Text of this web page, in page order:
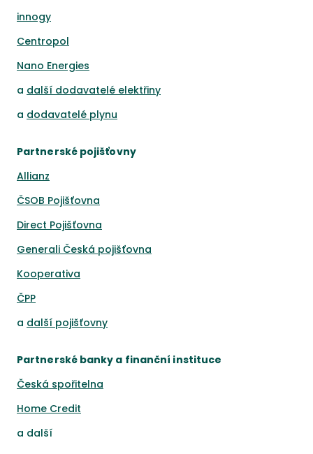
innogy
Centropol
Nano Energies
a další dodavatelé elektřiny
a dodavatelé plynu
Partnerské pojišťovny
Allianz
ČSOB Pojišťovna
Direct Pojišťovna
Generali Česká pojišťovna
Kooperativa
ČPP
a další pojišťovny
Partnerské banky a finanční instituce
Česká spořitelna
Home Credit
a další